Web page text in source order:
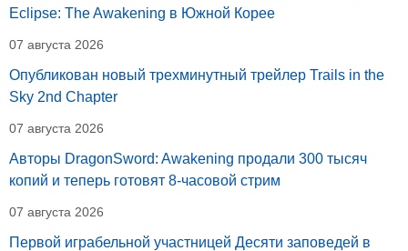
Eclipse: The Awakening в Южной Корее
07 августа 2026
Опубликован новый трехминутный трейлер Trails in the
Sky 2nd Chapter
07 августа 2026
Авторы DragonSword: Awakening продали 300 тысяч
копий и теперь готовят 8-часовой стрим
07 августа 2026
Первой играбельной участницей Десяти заповедей в